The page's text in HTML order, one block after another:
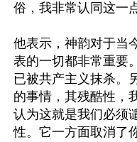
俗，我非常认同这一
他表示，神韵对于当
表的一切都非常重要
已被共产主义抹杀。
的事情，其残酷性，
认为这就是我们必须
性。它一方面取消了